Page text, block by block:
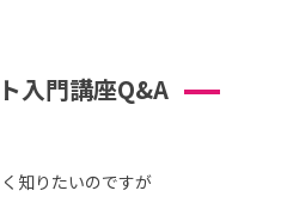
入門講座Q&A
知りたいのですが